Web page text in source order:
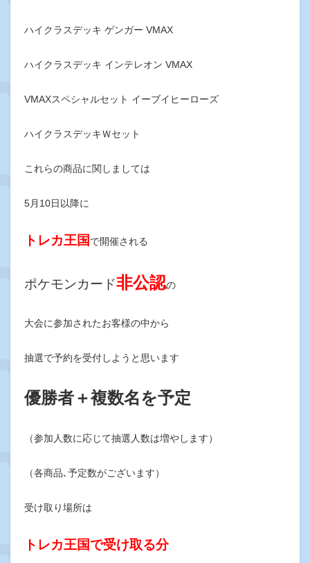
ハイクラスデッキ ゲンガー VMAX
ハイクラスデッキ インテレオン VMAX
VMAXスペシャルセット イーブイヒーローズ
ハイクラスデッキＷセット
これらの商品に関しましては
5月10日以降に
トレカ王国 で開催される
ポケモンカード非公認の
大会に参加されたお客様の中から
抽選で予約を受付しようと思います
優勝者＋複数名を予定
（参加人数に応じて抽選人数は増やします）
（各商品､予定数がございます）
受け取り場所は
トレカ王国で受け取る分